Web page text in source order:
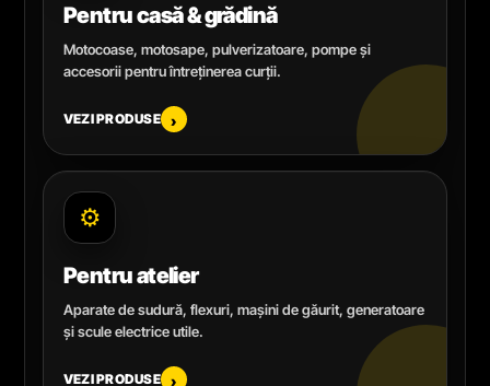
Pentru casă & grădină
Motocoase, motosape, pulverizatoare, pompe și
accesorii pentru întreținerea curții.
VEZI PRODUSE ›
⚙️
Pentru atelier
Aparate de sudură, flexuri, mașini de găurit, generatoare
și scule electrice utile.
VEZI PRODUSE ›